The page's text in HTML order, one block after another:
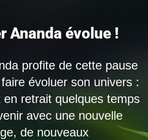
Ananda évolue !
profite de cette pause
évoluer son univers :
retrait quelques temps
avec une nouvelle
de nouveaux